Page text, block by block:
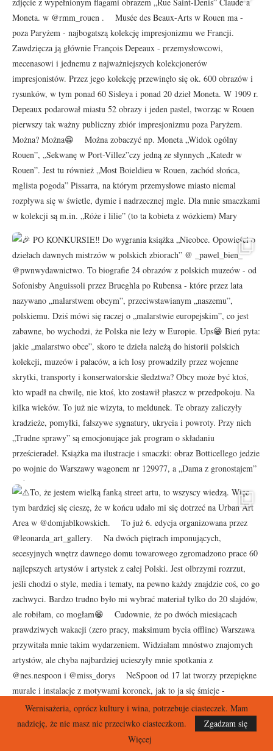
Wernisażeria, oprócz kultury i wina, potrzebuje ciasteczek. Mam
nadzieję, że nie masz nic przeciwko ciasteczkom.
Zgadzam się
Więcej